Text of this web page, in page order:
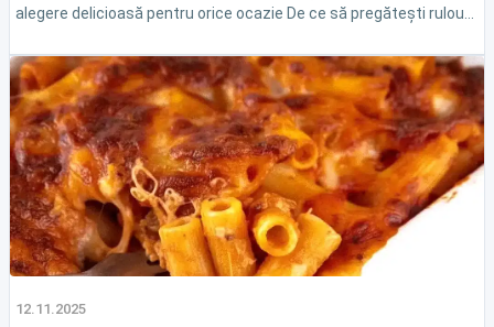
alegere delicioasă pentru orice ocazie De ce să pregătești rulouri
12.11.2025